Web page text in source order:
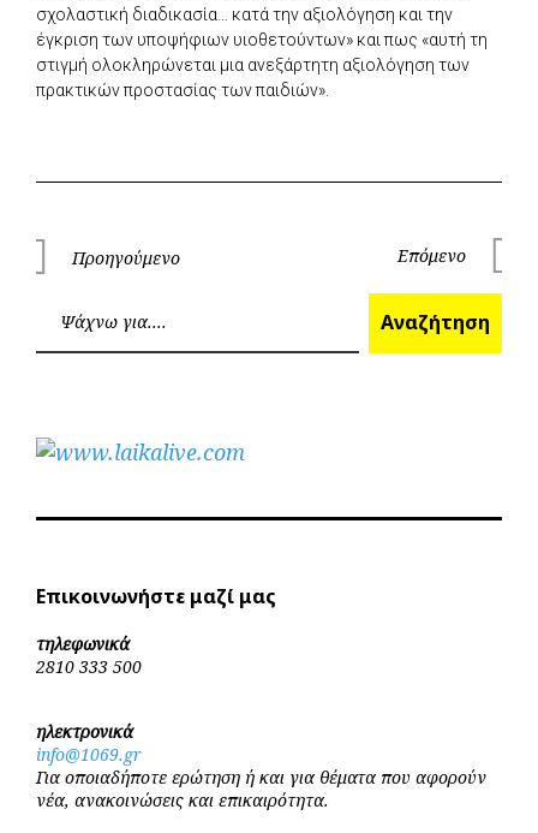
σχολαστική διαδικασία… κατά την αξιολόγηση και την
έγκριση των υποψήφιων υιοθετούντων» και πως «αυτή τη
στιγμή ολοκληρώνεται μια ανεξάρτητη αξιολόγηση των
πρακτικών προστασίας των παιδιών».
Πλοήγηση
άρθρων
Προηγούμενο Επόμενο
Αναζήτηση
Επικοινωνήστε μαζί μας
τηλεφωνικά
2810 333 500
ηλεκτρονικά
info@1069.gr
Για οποιαδήποτε ερώτηση ή και για θέματα που αφορούν
νέα, ανακοινώσεις και επικαιρότητα.